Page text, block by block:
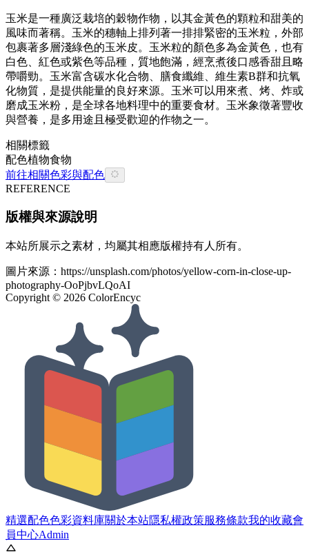
玉米是一種廣泛栽培的穀物作物，以其金黃色的顆粒和甜美的
風味而著稱。玉米的穗軸上排列著一排排緊密的玉米粒，外部
包裹著多層淺綠色的玉米皮。玉米粒的顏色多為金黃色，也有
白色、紅色或紫色等品種，質地飽滿，經烹煮後口感香甜且略
帶嚼勁。玉米富含碳水化合物、膳食纖維、維生素B群和抗氧
化物質，是提供能量的良好來源。玉米可以用來煮、烤、炸或
磨成玉米粉，是全球各地料理中的重要食材。玉米象徵著豐收
與營養，是多用途且極受歡迎的作物之一。
相關標籤
配色植物食物
前往相關色彩與配色
REFERENCE
版權與來源說明
本站所展示之素材，均屬其相應版權持有人所有。
圖片來源： https://unsplash.com/photos/yellow-corn-in-close-up-
photography-OoPjbvLQoAI
Copyright © 2026 ColorEncyc
精選配色色彩資料庫關於本站隱私權政策服務條款我的收藏會
員中心Admin